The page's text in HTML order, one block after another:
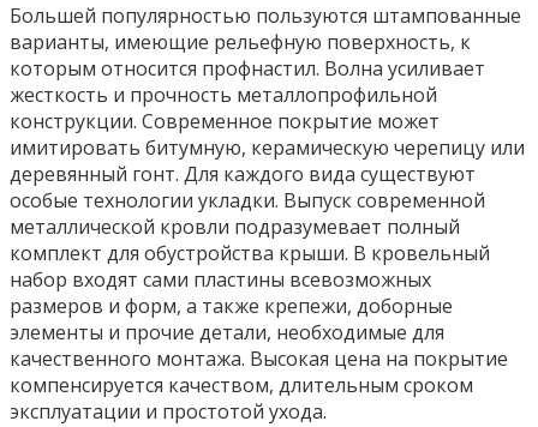
Большей популярностью пользуются штампованные
варианты, имеющие рельефную поверхность, к
которым относится профнастил. Волна усиливает
жесткость и прочность металлопрофильной
конструкции. Современное покрытие может
имитировать битумную, керамическую черепицу или
деревянный гонт. Для каждого вида существуют
особые технологии укладки. Выпуск современной
металлической кровли подразумевает полный
комплект для обустройства крыши. В кровельный
набор входят сами пластины всевозможных
размеров и форм, а также крепежи, доборные
элементы и прочие детали, необходимые для
качественного монтажа. Высокая цена на покрытие
компенсируется качеством, длительным сроком
эксплуатации и простотой ухода.